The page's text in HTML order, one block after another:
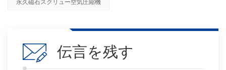
永久磁石スクリュー空気圧縮機
伝言を残す